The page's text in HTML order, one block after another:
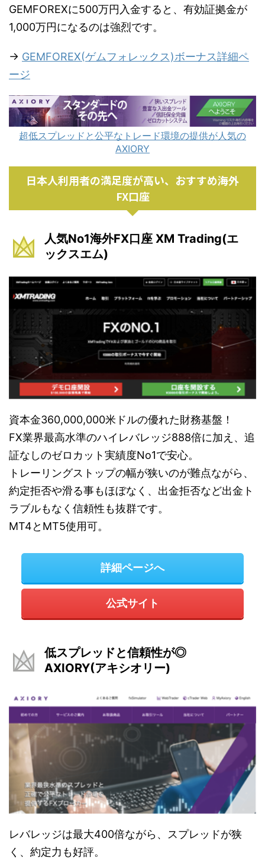
GEMFOREXに500万円入金すると、有効証拠金が
1,000万円になるのは強烈です。
→ GEMFOREX(ゲムフォレックス)ボーナス詳細ペ
ージ
超低スプレッドと公平なトレード環境の提供が人気の
AXIORY
日本人利用者の満足度が高い、おすすめ海外
FX口座
人気No1海外FX口座 XM Trading(エ
ックスエム)
資本金360,000,000米ドルの優れた財務基盤！
FX業界最高水準のハイレバレッジ888倍に加え、追
証なしのゼロカット実績度No1で安心。
トレーリングストップの幅が狭いのが難点ながら、
約定拒否や滑る事もほぼなく、出金拒否など出金ト
ラブルもなく信頼性も抜群です。
MT4とMT5使用可。
詳細ページへ
公式サイト
低スプレッドと信頼性が◎
AXIORY(アキシオリー)
レバレッジは最大400倍ながら、スプレッドが狭
く、約定力も好評。